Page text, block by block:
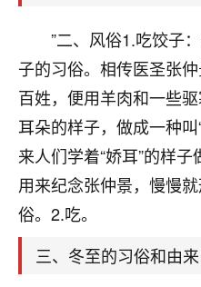
”二、风俗1.吃饺子
子的习俗。相传医圣张
百姓，便用羊肉和一些
耳朵的样子，做成一种
来人们学着“娇耳”的样子
用来纪念张仲景，慢慢
俗。2.吃。
三、冬至的习俗和由来
卦，认识老师3年
17分钟前 来自湖北
心若莲花
我是做餐饮的，这两
一家，要么生意不好
家底快败光了，真是
回事？
啊！